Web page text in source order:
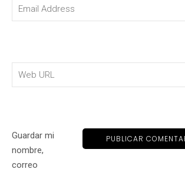
Guardar mi
nombre,
correo